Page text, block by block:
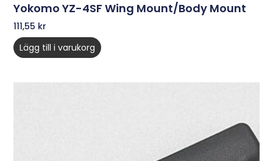
Yokomo YZ-4SF Wing Mount/Body Mount
111,55 kr
Lägg till i varukorg